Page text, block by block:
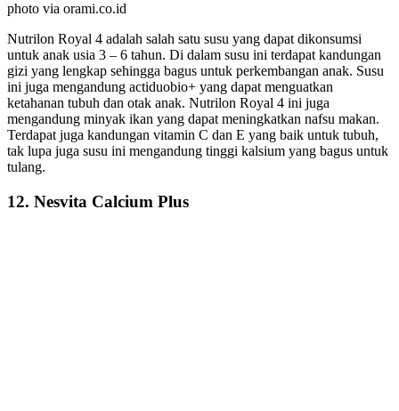
photo via orami.co.id
Nutrilon Royal 4 adalah salah satu susu yang dapat dikonsumsi
untuk anak usia 3 – 6 tahun. Di dalam susu ini terdapat kandungan
gizi yang lengkap sehingga bagus untuk perkembangan anak. Susu
ini juga mengandung actiduobio+ yang dapat menguatkan
ketahanan tubuh dan otak anak. Nutrilon Royal 4 ini juga
mengandung minyak ikan yang dapat meningkatkan nafsu makan.
Terdapat juga kandungan vitamin C dan E yang baik untuk tubuh,
tak lupa juga susu ini mengandung tinggi kalsium yang bagus untuk
tulang.
12. Nesvita Calcium Plus